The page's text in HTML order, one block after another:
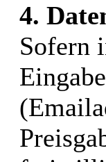
4.
Sofern